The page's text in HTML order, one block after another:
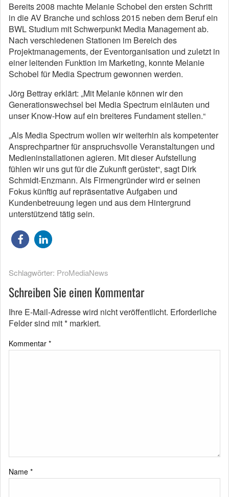
Bereits 2008 machte Melanie Schobel den ersten Schritt
in die AV Branche und schloss 2015 neben dem Beruf ein
BWL Studium mit Schwerpunkt Media Management ab.
Nach verschiedenen Stationen im Bereich des
Projektmanagements, der Eventorganisation und zuletzt in
einer leitenden Funktion im Marketing, konnte Melanie
Schobel für Media Spectrum gewonnen werden.
Jörg Bettray erklärt: „Mit Melanie können wir den
Generationswechsel bei Media Spectrum einläuten und
unser Know-How auf ein breiteres Fundament stellen.“
„Als Media Spectrum wollen wir weiterhin als kompetenter
Ansprechpartner für anspruchsvolle Veranstaltungen und
Medieninstallationen agieren. Mit dieser Aufstellung
fühlen wir uns gut für die Zukunft gerüstet“, sagt Dirk
Schmidt-Enzmann. Als Firmengründer wird er seinen
Fokus künftig auf repräsentative Aufgaben und
Kundenbetreuung legen und aus dem Hintergrund
unterstützend tätig sein.
Schlagwörter: ProMediaNews
Schreiben Sie einen Kommentar
Ihre E-Mail-Adresse wird nicht veröffentlicht. Erforderliche
Felder sind mit* markiert.
Kommentar *
Name *